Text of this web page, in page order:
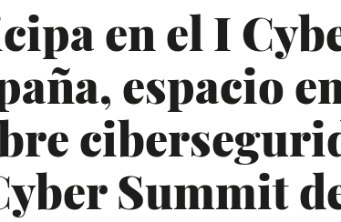
en el I
espacio
Summit